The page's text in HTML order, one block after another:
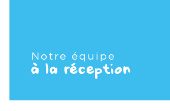
Notre équipe
à la réception